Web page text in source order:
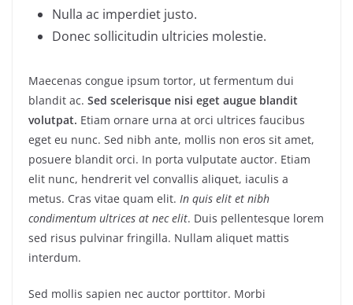
Nulla ac imperdiet justo.
Donec sollicitudin ultricies molestie.
Maecenas congue ipsum tortor, ut fermentum dui
blandit ac. Sed scelerisque nisi eget augue blandit
volutpat. Etiam ornare urna at orci ultrices faucibus
eget eu nunc. Sed nibh ante, mollis non eros sit amet,
posuere blandit orci. In porta vulputate auctor. Etiam
elit nunc, hendrerit vel convallis aliquet, iaculis a
metus. Cras vitae quam elit. In quis elit et nibh
condimentum ultrices at nec elit. Duis pellentesque lorem
sed risus pulvinar fringilla. Nullam aliquet mattis
interdum.
Sed mollis sapien nec auctor porttitor. Morbi